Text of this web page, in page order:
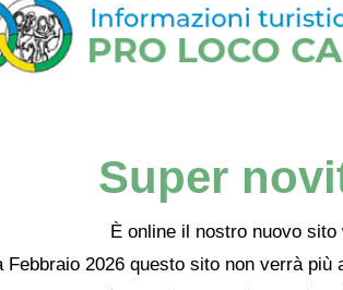
Super
È online il nostro nuovo sito
Febbraio 2026 questo sito non verrà più